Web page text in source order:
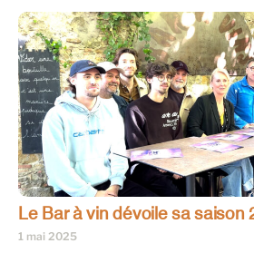
Le Bar à vin dévoile sa saison
1 mai 2025